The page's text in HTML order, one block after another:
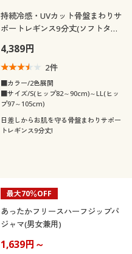
持続冷感・UVカット骨盤まわりサ
ポートレギンス9分丈(ソフトタイ
4,389円
2件
■カラー/2色展開
■サイズ/S(ヒップ82～90cm)～LL(ヒッ
プ97～105cm)
日差しからお肌を守る骨盤まわりサポー
トレギンス9分丈!
最大70％OFF
あったかフリースハーフジップパ
ジャマ(男女兼用)
1,639円～